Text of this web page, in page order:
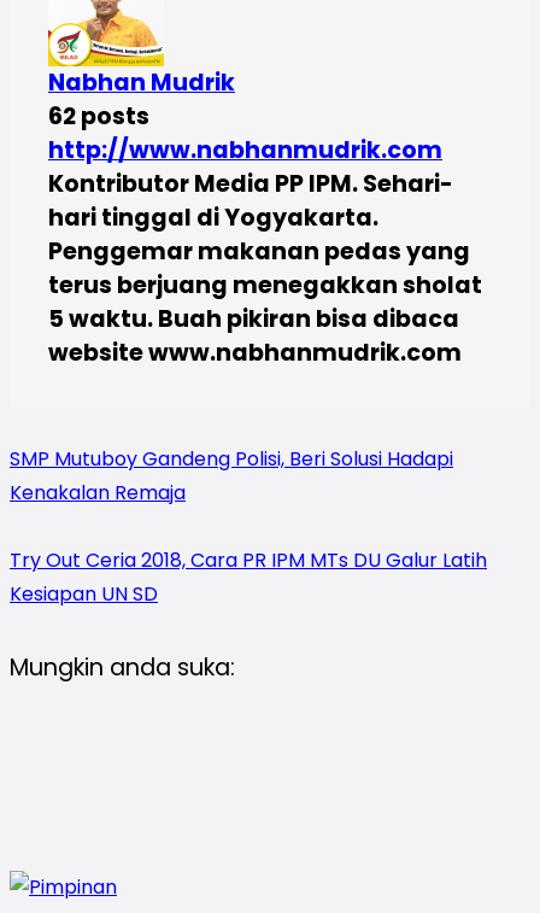
Nabhan Mudrik
62 posts
http://www.nabhanmudrik.com
Kontributor Media PP IPM. Sehari-
hari tinggal di Yogyakarta.
Penggemar makanan pedas yang
terus berjuang menegakkan sholat
5 waktu. Buah pikiran bisa dibaca
website www.nabhanmudrik.com
SMP Mutuboy Gandeng Polisi, Beri Solusi Hadapi
Kenakalan Remaja
Try Out Ceria 2018, Cara PR IPM MTs DU Galur Latih
Kesiapan UN SD
Mungkin anda suka: